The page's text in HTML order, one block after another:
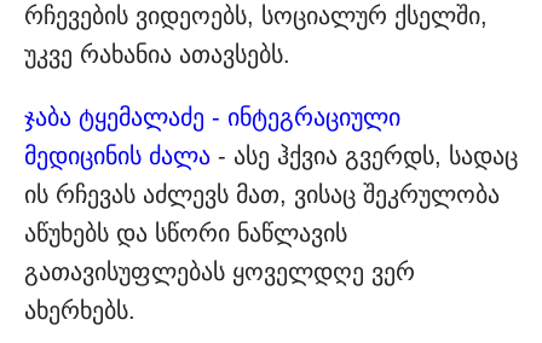
რჩევების ვიდეოებს, სოციალურ ქსელში,
უკვე რახანია ათავსებს.
ჯაბა ტყემალაძე - ინტეგრაციული
მედიცინის ძალა - ასე ჰქვია გვერდს, სადაც
ის რჩევას აძლევს მათ, ვისაც შეკრულობა
აწუხებს და სწორი ნაწლავის
გათავისუფლებას ყოველდღე ვერ
ახერხებს.